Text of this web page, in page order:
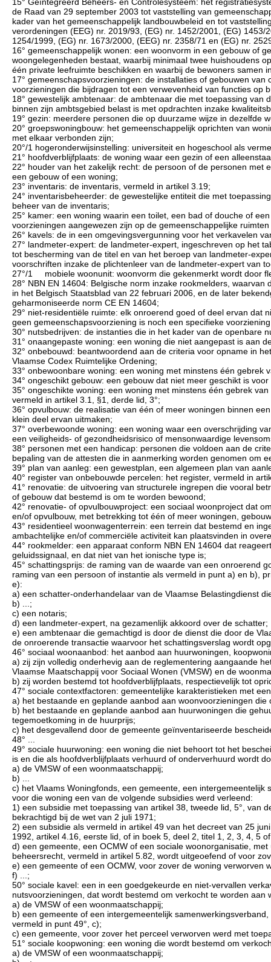
15° Geïntegreerd Beheers- en Controlesysteem: het
de Raad van 29 september 2003 tot vaststelling van
kader van het gemeenschappelijk landbouwbeleid en tot
verordeningen (EEG) nr. 2019/93, (EG) nr. 1452/2001, (EG)
1254/1999, (EG) nr. 1673/2000, (EEG) nr. 2358/71 en (EG) nr.
16° gemeenschappelijk wonen: een woonvorm in een gebouw of
woongelegenheden bestaat, waarbij minimaal twee huishoudens
één private leefruimte beschikken en waarbij de bewoners samen
17° gemeenschapsvoorzieningen: de installaties of gebouwen
voorzieningen die bijdragen tot een verwevenheid van functies op
18° gewestelijk ambtenaar: de ambtenaar die met toepassing
binnen zijn ambtsgebied belast is met opdrachten inzake
19° gezin: meerdere personen die op duurzame wijze in dezelfde
20° groepswoningbouw: het gemeenschappelijk oprichten van
met elkaar verbonden zijn;
20°/1 hogeronderwijsinstelling: universiteit en hogeschool als
21° hoofdverblijfplaats: de woning waar een gezin of een
22° houder van het zakelijk recht: de persoon of de personen
een gebouw of een woning;
23° inventaris: de inventaris, vermeld in artikel 3.19;
24° inventarisbeheerder: de gewestelijke entiteit die met
beheer van de inventaris;
25° kamer: een woning waarin een toilet, een bad of douche of
voorzieningen aangewezen zijn op de gemeenschappelijke
26° kavels: de in een omgevingsvergunning voor het verkavelen
27° landmeter-expert: de landmeter-expert, ingeschreven op het
tot bescherming van de titel en van het beroep van landmeter-
voorschriften inzake de plichtenleer van de landmeter-expert van
27°/1 mobiele woonunit: woonvorm die gekenmerkt wordt door
28° NBN EN 14604: Belgische norm inzake rookmelders,
in het Belgisch Staatsblad van 22 februari 2006, en de later
geharmoniseerde norm CE EN 14604;
29° niet-residentiële ruimte: elk onroerend goed of deel ervan dat
geen gemeenschapsvoorziening is noch een specifieke
30° nutsbedrijven: de instanties die in het kader van de openbare
31° onaangepaste woning: een woning die niet aangepast is aan
32° onbebouwd: beantwoordend aan de criteria voor opname in
Vlaamse Codex Ruimtelijke Ordening;
33° onbewoonbare woning: een woning met minstens één gebrek
34° ongeschikt gebouw: een gebouw dat niet meer geschikt is
35° ongeschikte woning: een woning met minstens één gebrek
vermeld in artikel 3.1, §1, derde lid, 3°;
36° opvulbouw: de realisatie van één of meer woningen binnen
klein deel ervan uitmaken;
37° overbewoonde woning: een woning waar een overschrijding
een veiligheids- of gezondheidsrisico of mensonwaardige
38° personen met een handicap: personen die voldoen aan de
bepaling van de attesten die in aanmerking worden genomen om
39° plan van aanleg: een gewestplan, een algemeen plan van
40° register van onbebouwde percelen: het register, vermeld in
41° renovatie: de uitvoering van structurele ingrepen die vooral
of gebouw dat bestemd is om te worden bewoond;
42° renovatie- of opvulbouwproject: een sociaal woonproject dat
en/of opvulbouw, met betrekking tot één of meer woningen,
43° residentieel woonwagenterrein: een terrein dat bestemd en
ambachtelijke en/of commerciële activiteit kan plaatsvinden in
44° rookmelder: een apparaat conform NBN EN 14604 dat
geluidssignaal, en dat niet van het ionische type is;
45° schattingsprijs: de raming van de waarde van een onroerend
raming van een persoon of instantie als vermeld in punt a) en b),
e):
a) een schatter-onderhandelaar van de Vlaamse Belastingdienst
b) ...;
c) een notaris;
d) een landmeter-expert, na gezamenlijk akkoord over de schatter;
e) een ambtenaar die gemachtigd is door de dienst die door de
de onroerende transactie waarvoor het schattingsverslag wordt
46° sociaal woonaanbod: het aanbod aan huurwoningen,
a) zij zijn volledig onderhevig aan de reglementering aangaande
Vlaamse Maatschappij voor Sociaal Wonen (VMSW) en de
b) zij worden bestemd tot hoofdverblijfplaats, respectievelijk tot
47° sociale contextfactoren: gemeentelijke karakteristieken met
a) het bestaande en geplande aanbod aan woonvoorzieningen die
b) het bestaande en geplande aanbod aan huurwoningen die
tegemoetkoming in de huurprijs;
c) het desgevallend door de gemeente geïnventariseerde
48° ...
49° sociale huurwoning: een woning die niet behoort tot het
is en die als hoofdverblijfplaats verhuurd of onderverhuurd wordt
a) de VMSW of een woonmaatschappij;
b) ...
c) het Vlaams Woningfonds, een gemeente, een
voor die woning een van de volgende subsidies werd verleend:
1) een subsidie met toepassing van artikel 38, tweede lid, 5°, van
bekrachtigd bij de wet van 2 juli 1971;
2) een subsidie als vermeld in artikel 49 van het decreet van 25
1992, artikel 4.16, eerste lid, of in boek 5, deel 2, titel 1, 2, 3, 4, 5
d) een gemeente, een OCMW of een sociale woonorganisatie,
beheersrecht, vermeld in artikel 5.82, wordt uitgeoefend of voor
e) een gemeente of een OCMW, voor zover de woning
f) ...;
50° sociale kavel: een in een goedgekeurde en niet-vervallen
nutsvoorzieningen, dat wordt bestemd om verkocht te worden
a) de VMSW of een woonmaatschappij;
b) een gemeente of een intergemeentelijk
vermeld in punt 49°, c);
c) een gemeente, voor zover het perceel verworven werd met
51° sociale koopwoning: een woning die wordt bestemd om
a) de VMSW of een woonmaatschappij;